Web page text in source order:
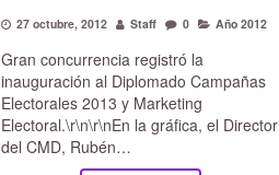
27 octubre, 2012 Staff 0 Año 2012
Gran concurrencia registró la
inauguración al Diplomado Campañas
Electorales 2013 y Marketing
Electoral.\r\n\r\nEn la gráfica, el Director
del CMD, Rubén…